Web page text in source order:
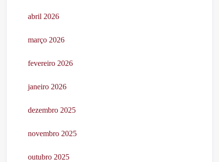
abril 2026
março 2026
fevereiro 2026
janeiro 2026
dezembro 2025
novembro 2025
outubro 2025